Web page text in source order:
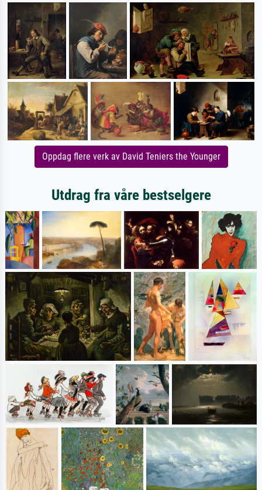
Oppdag flere verk av David Teniers the Younger
Utdrag fra våre bestselgere